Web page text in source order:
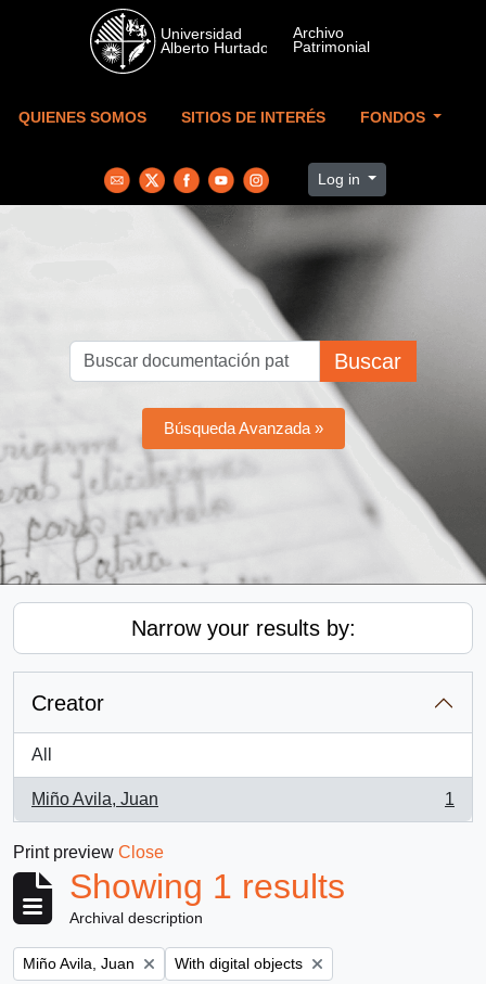
Skip to main content
QUIENES SOMOS SITIOS DE INTERÉS FONDOS
Log in
Buscar
Búsqueda Avanzada »
Narrow your results by:
Creator
All
Miño Avila, Juan
, 1 results
1
Print preview Close
Showing 1 results
Archival description
Remove filter:
Miño Avila, Juan Remove filter:
With digital objects